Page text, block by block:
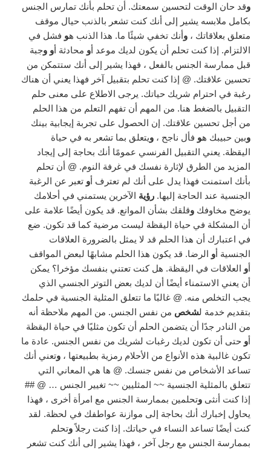
وقد حان الوقت لتحسين سمعتك. أن تحلم بأنك تمارس الجنس
بكامل ملابسه يشير إلى أنك كنت تشعر بالذنب حيال موقف
متعلق بعلاقاتك ،وأنك تخفي شيئًا ما. هذا الذنب هو فشل في
الالتزام. إذا كنت تحلم أن يكون لديك موعد أو محادثة أو وجبة
قبل ممارسة الجنس بالفعل ، فهذا يشير إلى أنك ستتمكن من
تحسين علاقتك. @ إذا كنت تحلم بتقبيل آخر فهذا يعني أن هناك
رغبة في احترام شريك حياتك. يرجى الاطلاع على معنى حلم
التقبيل بالضغط هنا. من المهم أن تفهم التعلم من هذا الحلم
من أجل تحسين علاقتك. إن الحصول على تجربة إيجابية بينك
وبين حبيبك هو فأل ناجح ،ويتعلق بما تشعر به في حياة
اليقظة. يعني التقبيل الفرنسي عمومًا أنك بحاجة إلى إيجاد
المزيد من الطرق لإثارة نفسك في غرفة النوم. @ أن تحلم
بأنك استمنت فهذا يدل على أنك لم تعترف أو تعبر عن الرغبة
الجنسية عند الحاجة إليها.رؤية الآخرين يستمني في أحلامك
يوضح مخاوفكوقلقك بشأن الموانع. قد يكون أيضًا علامة على
أن المشكلة في حياة اليقظة ليست مرضية كما قد تكون. ضع
في اعتبارك أن هذا الحلم قد لا يمثل بالضرورة العلاقات
الجنسية أو الرضا. قد يكون هذا الحلم مشابهًا لبعض المواقف
أو العلاقات في اليقظة. هل كنت تعتني بنفسك مؤخرا؟ يمكن
أن يعني الاستمناء أيضًا أن لديك بعض التوتر الجنسي الذي
يجب التخلص منه. @ غالبًا ما تتعلق المثلية الجنسية في حلمك
بتقديم خدمة لشخص من نفس الجنس. من المهم ملاحظة أنه
من النادر جدًا أن يتضمن الحلم أن تكون مثليًا في حياة اليقظة
أو حتى أن تكون لديك رغبات لشريك من نفس الجنس. عادة ما
تكون غالبية هذه الأنواع من الأحلام رمزية بطبيعتها ،وتعني أنك
تساعد الأشخاص من نفس جنسك. @ ها هي المعاني التي
تتعلق بالمثلية الجنسية ~~ المثليين ~~ تغيير الجنس … @ ##
إذا كنت أنثىوتحلمين بممارسة الجنس مع امرأة أخرى ، فهذا
يحاول إخبارك أنك بحاجة إلى موازنة عواطفك في لحظة. لقد
كنت أيضًا تساعد النساء في حياتك. إذا كنت رجلاًوتحلم
بممارسة الجنس مع رجل آخر ، فهذا يشير إلى أنك كنت تشعر